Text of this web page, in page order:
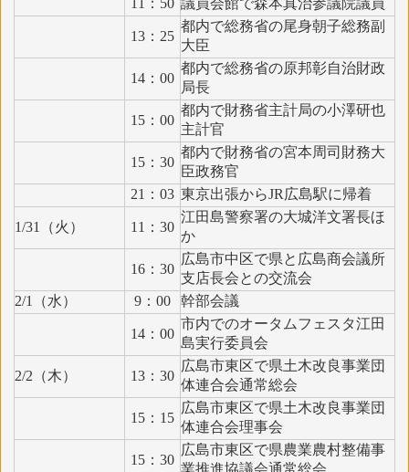
11：50 議員会館で森本真治参議院議員
13：25
都内で総務省の尾身朝子総務副
大臣
14：00
都内で総務省の原邦彰自治財政
局長
15：00
都内で財務省主計局の小澤研也
主計官
15：30
都内で財務省の宮本周司財務大
臣政務官
21：03 東京出張からJR広島駅に帰着
1/31（火） 11：30
江田島警察署の大城洋文署長ほ
か
16：30
広島市中区で県と広島商会議所
支店長会との交流会
2/1（水）
9：00 幹部会議
14：00
市内でのオータムフェスタ江田
島実行委員会
2/2（木） 13：30
広島市東区で県土木改良事業団
体連合会通常総会
15：15
広島市東区で県土木改良事業団
体連合会理事会
15：30
広島市東区で県農業農村整備事
業推進協議会通常総会